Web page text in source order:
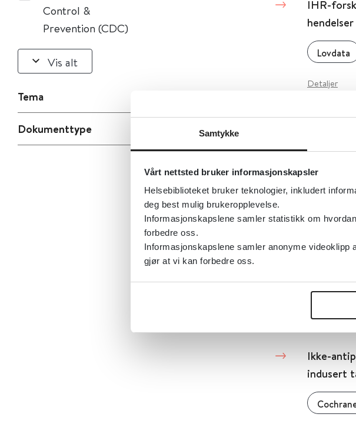
Samtykke
Vårt nettsted bruker informasjonskapsler
Helsebiblioteket bruker teknologier, inkludert
deg best mulig brukeropplevelse.
Informasjonskapslene samler statistikk om
forbedre oss.
Informasjonskapslene samler anonyme
gjør at vi kan forbedre oss.
Control &
Prevention (CDC)
Vis alt
Tema
Dokumenttype
IHR-
Lovdata
Detaljer
Ikke
Detaljer
demens
Ikke-
indusert